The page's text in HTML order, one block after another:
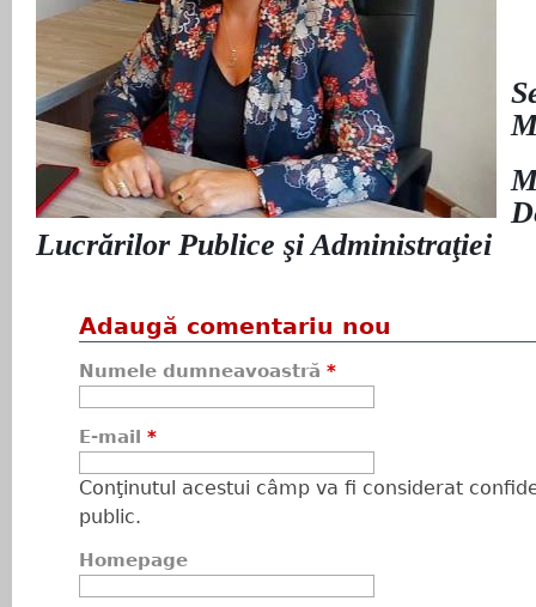
Lucrărilor Publice şi Administraţiei
Adaugă comentariu nou
Numele dumneavoastră *
E-mail *
Conţinutul acestui câmp va fi considerat
public.
Homepage